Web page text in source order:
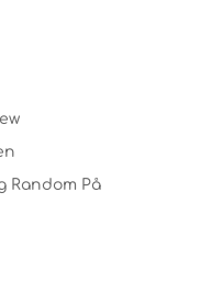
Random På